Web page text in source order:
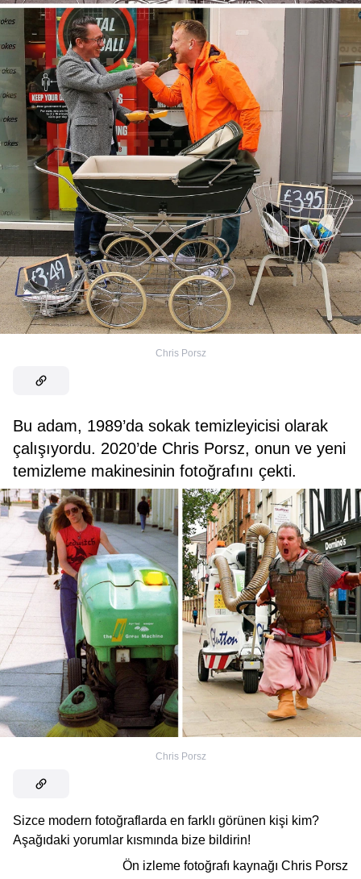
Chris Porsz
Bu adam, 1989’da sokak temizleyicisi olarak
çalışıyordu. 2020’de Chris Porsz, onun ve yeni
temizleme makinesinin fotoğrafını çekti.
Chris Porsz
Sizce modern fotoğraflarda en farklı görünen kişi kim?
Aşağıdaki yorumlar kısmında bize bildirin!
Ön izleme fotoğrafı kaynağı Chris Porsz